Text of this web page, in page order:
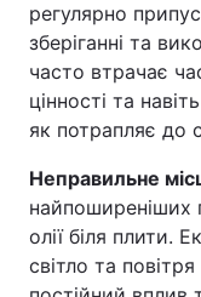
Економіка
Спорт
Зброя
Здоров'я
Цікавинки
регулярно
зберіганні та
часто втрачає
цінності та
як потрапляє до
Неправильне
найпоширеніших
олії біля плити.
світло та